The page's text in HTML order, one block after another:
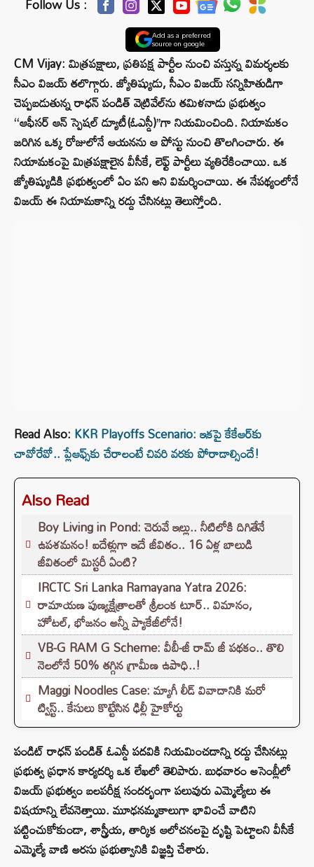
Follow Us :
Add as a preferred
source on google
CM Vijay: మిత్రపక్షాలు, ప్రతిపక్ష పార్టీల నుంచి వస్తున్న విమర్శలకు
సీఎం విజయ్ తలొగ్గారు. జ్యోతిష్యుడు, సీఎం విజయ్ సన్నిహితుడిగా
చెప్పబడుతున్న రాధన్ పండిత్ వెట్రివేల్‌ను తమిళనాడు ప్రభుత్వం
‘‘ఆఫీసర్ ఆన్ స్పెషల్ డ్యూటీ(ఓఎస్డీ)’’గా నియమించింది. నియామకం
జరిగిన ఒక్క రోజులోనే ఆయనను ఆ పోస్టు నుంచి తొలగించారు. ఈ
నియామకంపై మిత్రపక్షాలైన వీసీకే, లెఫ్ట్ పార్టీలు వ్యతిరేకించాయి. ఒక
జ్యోతిష్యుడికి ప్రభుత్వంలో ఏం పని అని విమర్శించాయి. ఈ నేపథ్యంలోనే
విజయ్ ఈ నియామకాన్ని రద్దు చేసినట్లు తెలుస్తోంది.
Read Also: KKR Playoffs Scenario: ఇకపై కేకేఆర్‌కు
చావోరేవో.. ప్లేఆఫ్స్‌కు చేరాలంటే చివరి వరకు పోరాడాల్సిందే!
Also Read
Boy Living in Pond: చెరువే ఇల్లు.. నీటిలోకి దిగితేనే
ఉపశమనం! ఐదేళ్లుగా ఇదే జీవితం.. 16 ఏళ్ల బాలుడి
జీవితంలో మిస్టరీ ఏంటి?
IRCTC Sri Lanka Ramayana Yatra 2026:
రామాయణ పుణ్యక్షేత్రాలతో శ్రీలంక టూర్.. విమానం,
హోటల్, భోజనం అన్నీ ప్యాకేజీలోనే!
VB-G RAM G Scheme: వీబీ-జీ రామ్ జీ పథకం.. తొలి
నెలలోనే 50% తగ్గిన గ్రామీణ ఉపాధి..!
Maggi Noodles Case: మ్యాగీ లీడ్ వివాదానికి మరో
ట్విస్ట్.. కేసులు కొట్టేసిన ఢిల్లీ హైకోర్టు
పండిట్ రాధన్ పండిత్‌ ఓఎస్డీ పదవికి నియమించడాన్ని రద్దు చేసినట్లు
ప్రభుత్వ ప్రధాన కార్యదర్శి ఒక లేఖలో తెలిపారు. బుధవారం అసెంబ్లీలో
విజయ్ ప్రభుత్వం బలపరీక్ష సందర్భంగా పలువురు ఎమ్మెల్యేలు ఈ
విషయాన్ని లేవనెత్తాయి. మూఢనమ్మకాలుగా భావించే వాటిని
పట్టించుకోకుండా, శాస్త్రీయ, తార్కిక ఆలోచనలపై దృష్టి పెట్టాలని వీసీకే
ఎమ్మెల్యే వాణి అరసు ప్రభుత్వానికి విజ్ఞప్తి చేశారు.